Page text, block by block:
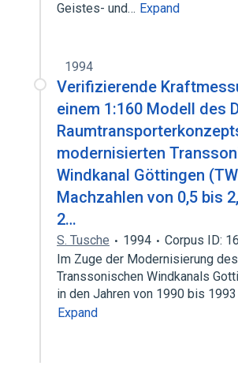
Geistes- und… Expand
1994
Verifizierende
einem 1:160 Modell des
modernisierten
Windkanal Göttingen
Machzahlen von 0,5 bis
2…
S. Tusche 1994
Corpus ID:
Im Zuge der Modernisierung des
Transsonischen Windkanals
in den Jahren von 1990 bis
Expand